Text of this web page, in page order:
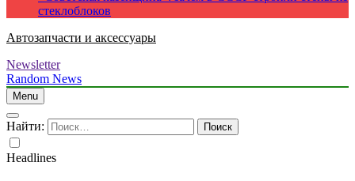
стеклоблоков
Автозапчасти и аксессуары
Newsletter
Random News
Menu
Найти:
Headlines